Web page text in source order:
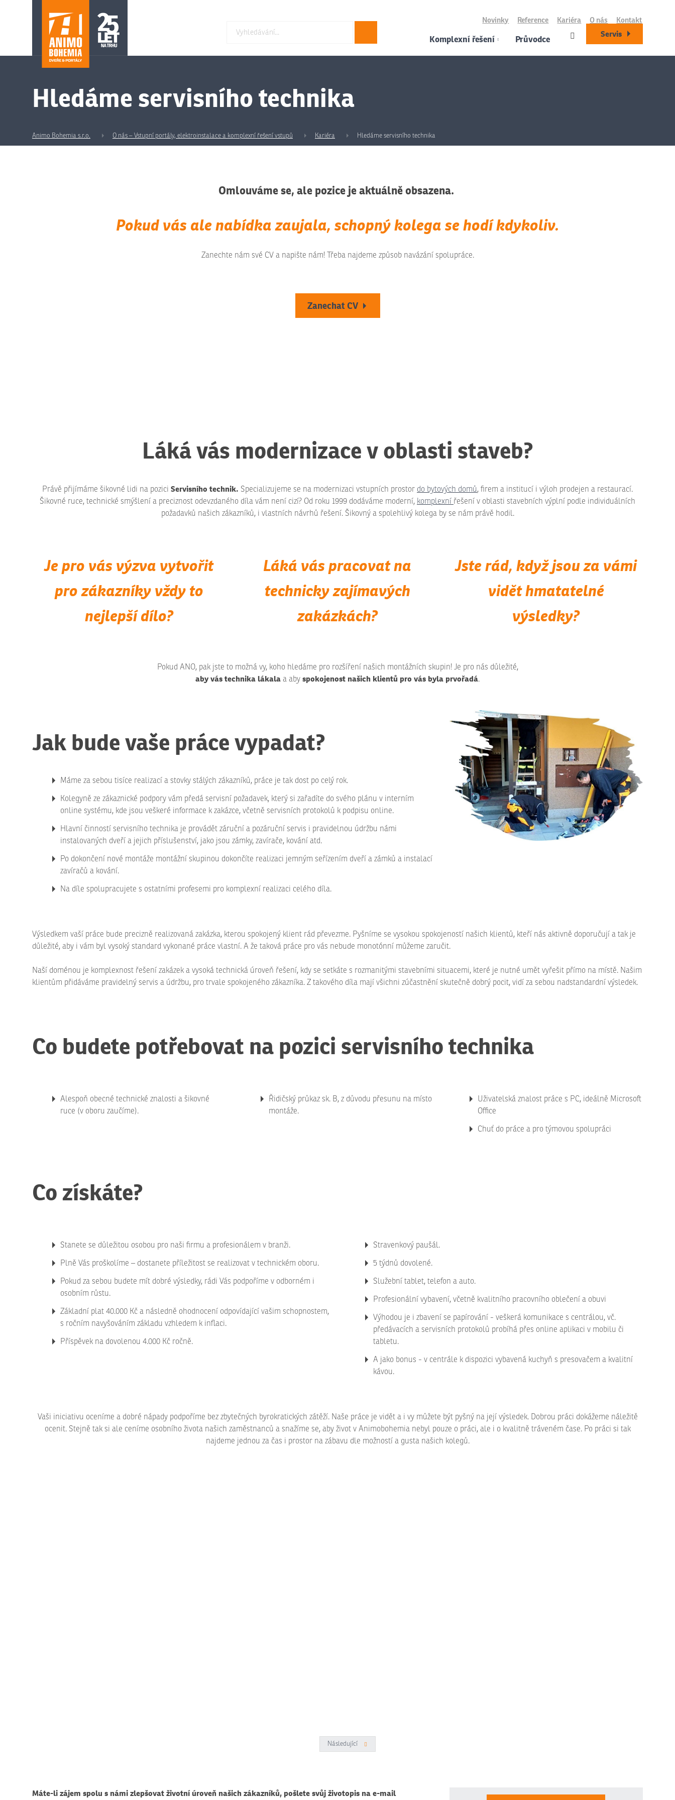
Komplexní řešení Průvodce Servis
Novinky Reference Kariéra O nás Kontakt
Hledáme servisního technika
Animo Bohemia s.r.o. O nás – Vstupní portály, elektroinstalace a komplexní řešení vstupů Kariéra Hledáme servisního technika
Omlouváme se, ale pozice je aktuálně obsazena.
Pokud vás ale nabídka zaujala, schopný kolega se hodí kdykoliv.
Zanechte nám své CV a napište nám! Třeba najdeme způsob navázání spolupráce.
Zanechat CV
Láká vás modernizace v oblasti staveb?
Právě přijímáme šikovné lidi na pozici Servisního technik. Specializujeme se na modernizaci vstupních prostor do bytových domů, firem a institucí i výloh prodejen a restaurací.
Šikovné ruce, technické smýšlení a preciznost odevzdaného díla vám není cizí? Od roku 1999 dodáváme moderní, komplexní řešení v oblasti stavebních výplní podle individuálních
požadavků našich zákazníků, i vlastních návrhů řešení. Šikovný a spolehlivý kolega by se nám právě hodil.
Je pro vás výzva vytvořit
pro zákazníky vždy to
nejlepší dílo?
Láká vás pracovat na
technicky zajímavých
zakázkách?
Jste rád, když jsou za vámi
vidět hmatatelné
výsledky?
Pokud ANO, pak jste to možná vy, koho hledáme pro rozšíření našich montážních skupin! Je pro nás důležité,
aby vás technika lákala a aby spokojenost našich klientů pro vás byla prvořadá.
Jak bude vaše práce vypadat?
Máme za sebou tisíce realizací a stovky stálých zákazníků, práce je tak dost po celý rok.
Kolegyně ze zákaznické podpory vám předá servisní požadavek, který si zařadíte do svého plánu v interním
online systému, kde jsou veškeré informace k zakázce, včetně servisních protokolů k podpisu online.
Hlavní činností servisního technika je provádět záruční a pozáruční servis i pravidelnou údržbu námi
instalovaných dveří a jejich příslušenství, jako jsou zámky, zavírače, kování atd.
Po dokončení nové montáže montážní skupinou dokončíte realizaci jemným seřízením dveří a zámků a instalací
zavíračů a kování.
Na díle spolupracujete s ostatními profesemi pro komplexní realizaci celého díla.
Výsledkem vaší práce bude precizně realizovaná zakázka, kterou spokojený klient rád převezme. Pyšníme se vysokou spokojeností našich klientů, kteří nás aktivně doporučují a tak je
důležité, aby i vám byl vysoký standard vykonané práce vlastní. A že taková práce pro vás nebude monotónní můžeme zaručit.
Naší doménou je komplexnost řešení zakázek a vysoká technická úroveň řešení, kdy se setkáte s rozmanitými stavebními situacemi, které je nutné umět vyřešit přímo na místě. Našim
klientům přidáváme pravidelný servis a údržbu, pro trvale spokojeného zákazníka. Z takového díla mají všichni zúčastnění skutečně dobrý pocit, vidí za sebou nadstandardní výsledek.
Co budete potřebovat na pozici servisního technika
Alespoň obecné technické znalosti a šikovné
ruce (v oboru zaučíme).
Řidičský průkaz sk. B, z důvodu přesunu na místo
montáže.
Uživatelská znalost práce s PC, ideálně Microsoft
Office
Chuť do práce a pro týmovou spolupráci
Co získáte?
Stanete se důležitou osobou pro naši firmu a profesionálem v branži.
Plně Vás proškolíme – dostanete příležitost se realizovat v technickém oboru.
Pokud za sebou budete mít dobré výsledky, rádi Vás podpoříme v odborném i
osobním růstu.
Základní plat 40.000 Kč a následně ohodnocení odpovídající vašim schopnostem,
s ročním navyšováním základu vzhledem k inflaci.
Příspěvek na dovolenou 4.000 Kč ročně.
Stravenkový paušál.
5 týdnů dovolené.
Služební tablet, telefon a auto.
Profesionální vybavení, včetně kvalitního pracovního oblečení a obuvi
Výhodou je i zbavení se papírování - veškerá komunikace s centrálou, vč.
předávacích a servisních protokolů probíhá přes online aplikaci v mobilu či
tabletu.
A jako bonus - v centrále k dispozici vybavená kuchyň s presovačem a kvalitní
kávou.
Vaši iniciativu oceníme a dobré nápady podpoříme bez zbytečných byrokratických zátěží. Naše práce je vidět a i vy můžete být pyšný na její výsledek. Dobrou práci dokážeme náležitě
ocenit. Stejně tak si ale ceníme osobního života našich zaměstnanců a snažíme se, aby život v Animobohemia nebyl pouze o práci, ale i o kvalitně tráveném čase. Po práci si tak
najdeme jednou za čas i prostor na zábavu dle možností a gusta našich kolegů.
Předchozí
Následující
Máte-li zájem spolu s námi zlepšovat životní úroveň našich zákazníků, pošlete svůj životopis na e-mail